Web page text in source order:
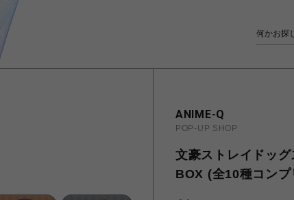
ANIME-Q
POP-UP SHOP
文豪ストレイドッ
BOX (全10種コンプ